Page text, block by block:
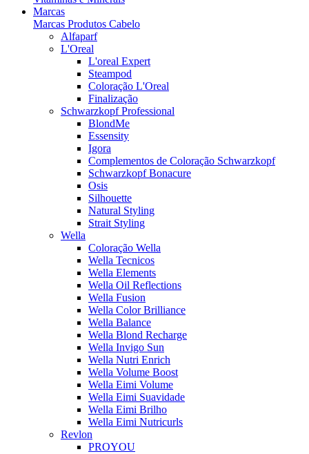
Marcas
Marcas Produtos Cabelo
Alfaparf
L'Oreal
L'oreal Expert
Steampod
Coloração L'Oreal
Finalização
Schwarzkopf Professional
BlondMe
Essensity
Igora
Complementos de Coloração Schwarzkopf
Schwarzkopf Bonacure
Osis
Silhouette
Natural Styling
Strait Styling
Wella
Coloração Wella
Wella Tecnicos
Wella Elements
Wella Oil Reflections
Wella Fusion
Wella Color Brilliance
Wella Balance
Wella Blond Recharge
Wella Invigo Sun
Wella Nutri Enrich
Wella Volume Boost
Wella Eimi Volume
Wella Eimi Suavidade
Wella Eimi Brilho
Wella Eimi Nutricurls
Revlon
PROYOU